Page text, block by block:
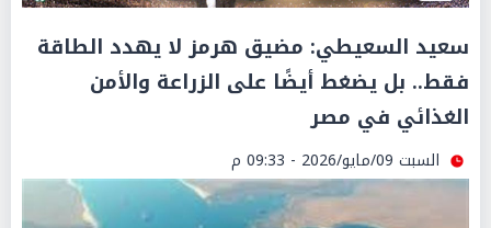
سعيد السعيطي: مضيق هرمز لا يهدد الطاقة
فقط.. بل يضغط أيضًا على الزراعة والأمن
الغذائي في مصر
السبت 09/مايو/2026 - 09:33 م